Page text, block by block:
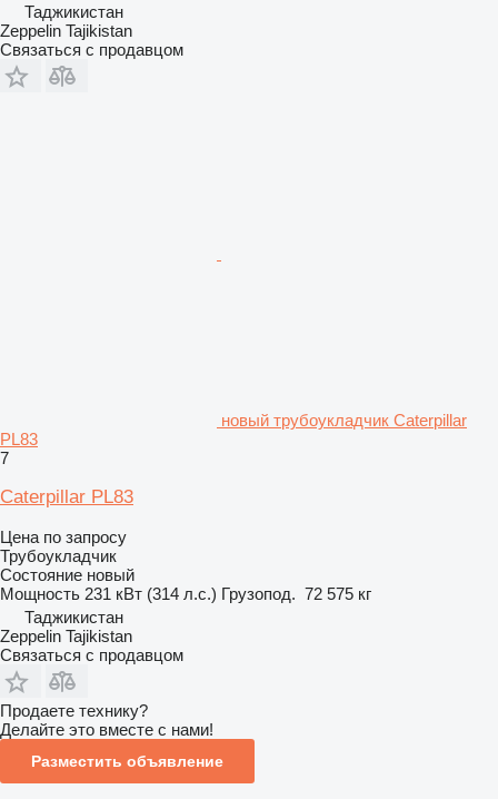
Таджикистан
Zeppelin Tajikistan
Связаться с продавцом
новый трубоукладчик Caterpillar
PL83
7
Caterpillar PL83
Цена по запросу
Трубоукладчик
Состояние новый
Мощность 231 кВт (314 л.с.) Грузопод. 72 575 кг
Таджикистан
Zeppelin Tajikistan
Связаться с продавцом
Продаете технику?
Делайте это вместе с нами!
Разместить объявление